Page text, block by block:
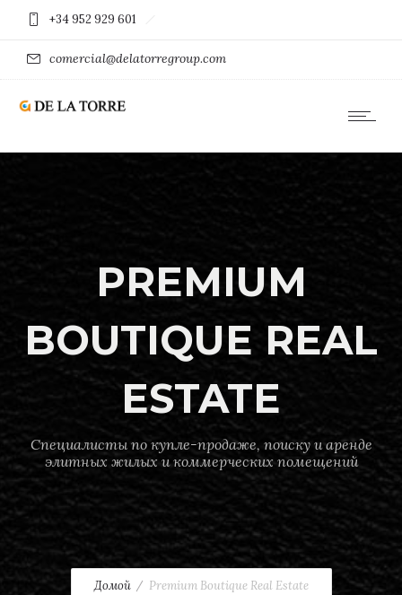
+34 952 929 601
comercial@delatorregroup.com
PREMIUM
BOUTIQUE REAL
ESTATE
Специалисты по купле-продаже, поиску и аренде
элитных жилых и коммерческих помещений
Домой Premium Boutique Real Estate